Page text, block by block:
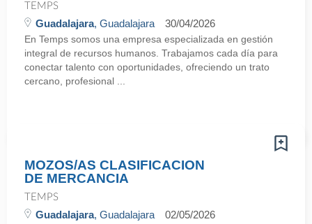
TEMPS
Guadalajara, Guadalajara 30/04/2026
En Temps somos una empresa especializada en gestión
integral de recursos humanos. Trabajamos cada día para
conectar talento con oportunidades, ofreciendo un trato
cercano, profesional ...
MOZOS/AS CLASIFICACION
DE MERCANCIA
TEMPS
Guadalajara, Guadalajara 02/05/2026